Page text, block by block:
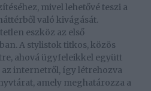
mivel lehetővé teszi a
való kivágását.
eszköz az első
A stylistok titkos, közös
ahová ügyfeleikkel együtt
internetről, így létrehozva
amely meghatározza a